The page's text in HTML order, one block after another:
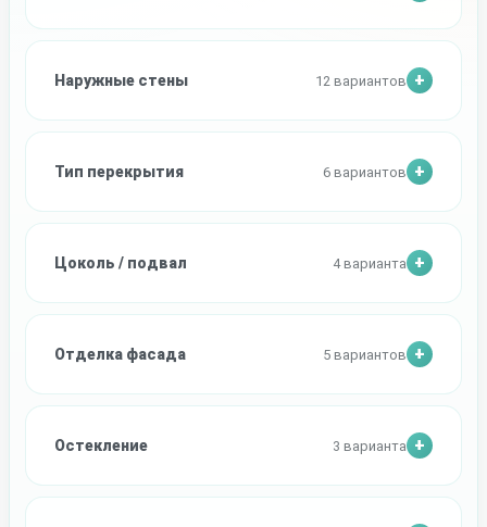
Наружные стены 12 вариантов
Тип перекрытия 6 вариантов
Цоколь / подвал 4 варианта
Отделка фасада 5 вариантов
Остекление 3 варианта